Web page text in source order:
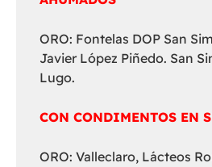
ORO: Fontelas DOP San
Javier López Piñedo. San
Lugo.
CON CONDIMENTOS EN
ORO: Valleclaro, Lácteos